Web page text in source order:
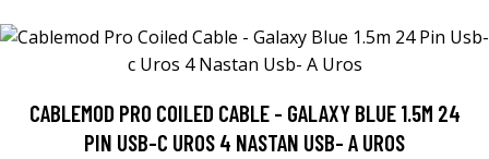
CABLEMOD PRO COILED CABLE - GALAXY BLUE 1.5M 24
PIN USB-C UROS 4 NASTAN USB- A UROS